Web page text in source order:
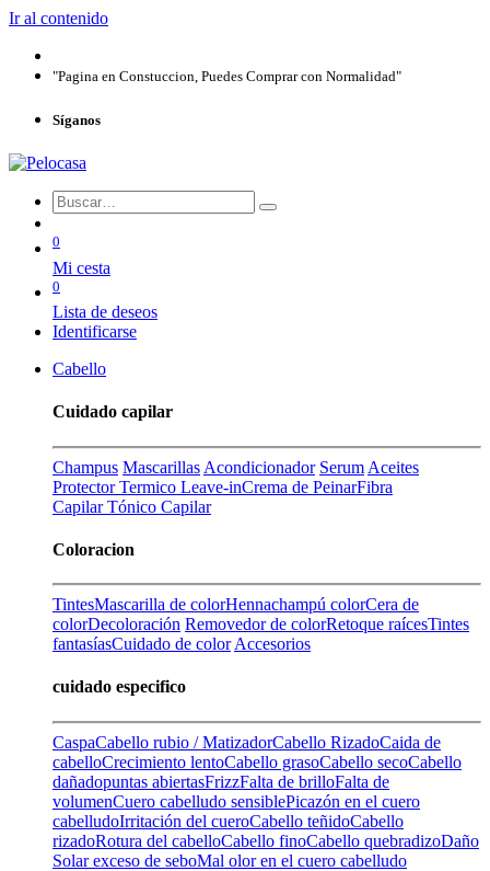
Ir al contenido
"Pagina en Constuccion, Puedes Comprar con Normalidad"
Síganos
0
Mi cesta
0
Lista de deseos
Identificarse
Cabello
Cuidado capilar
Champus Mascarillas Acondicionador Serum Aceites
Protector Termico Leave-inCrema de PeinarFibra
CapilarTónico Capilar
Coloracion
TintesMascarilla de colorHennachampú colorCera de
colorDecoloración Removedor de colorRetoque raícesTintes
fantasíasCuidado de color Accesorios
cuidado especifico
CaspaCabello rubio / MatizadorCabello RizadoCaida de
cabelloCrecimiento lentoCabello grasoCabello secoCabello
dañadopuntas abiertasFrizzFalta de brilloFalta de
volumenCuero cabelludo sensiblePicazón en el cuero
cabelludoIrritación del cueroCabello teñidoCabello
rizadoRotura del cabelloCabello finoCabello quebradizoDaño
Solarexceso de seboMal olor en el cuero cabelludo